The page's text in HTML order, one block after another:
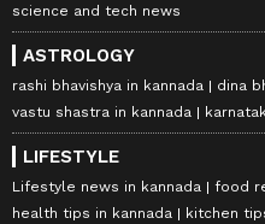
science and tech news
ASTROLOGY
rashi bhavishya in kannada dina
vastu shastra in kannada
LIFESTYLE
Lifestyle news in kannada
food
health tips in kannada
kitchen